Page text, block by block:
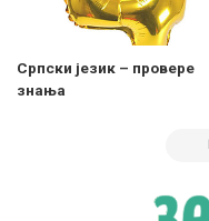
Српски језик – провере
знања